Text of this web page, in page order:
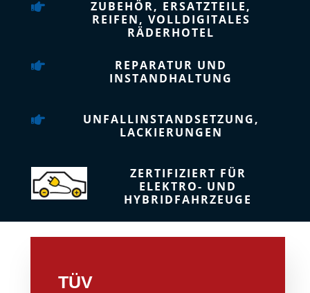

ZUBEHÖR, ERSATZTEILE,
REIFEN, VOLLDIGITALES
RÄDERHOTEL

REPARATUR UND
INSTANDHALTUNG

UNFALLINSTANDSETZUNG,
LACKIERUNGEN
ZERTIFIZIERT FÜR
ELEKTRO- UND
HYBRIDFAHRZEUGE
TÜV